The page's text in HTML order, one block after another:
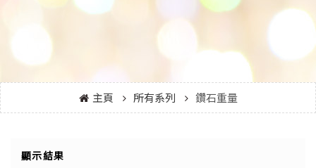
主頁 所有系列 鑽石重量
顯示結果